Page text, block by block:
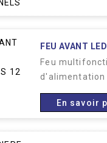
FEU AVANT
Feu
d'alimentation
En savoir